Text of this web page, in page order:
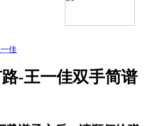
佳
-王一佳双手简谱